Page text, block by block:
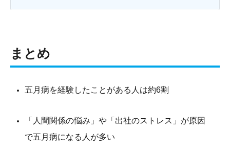
まとめ
五月病を経験したことがある人は約6割
「人間関係の悩み」や「出社のストレス」が原因
で五月病になる人が多い